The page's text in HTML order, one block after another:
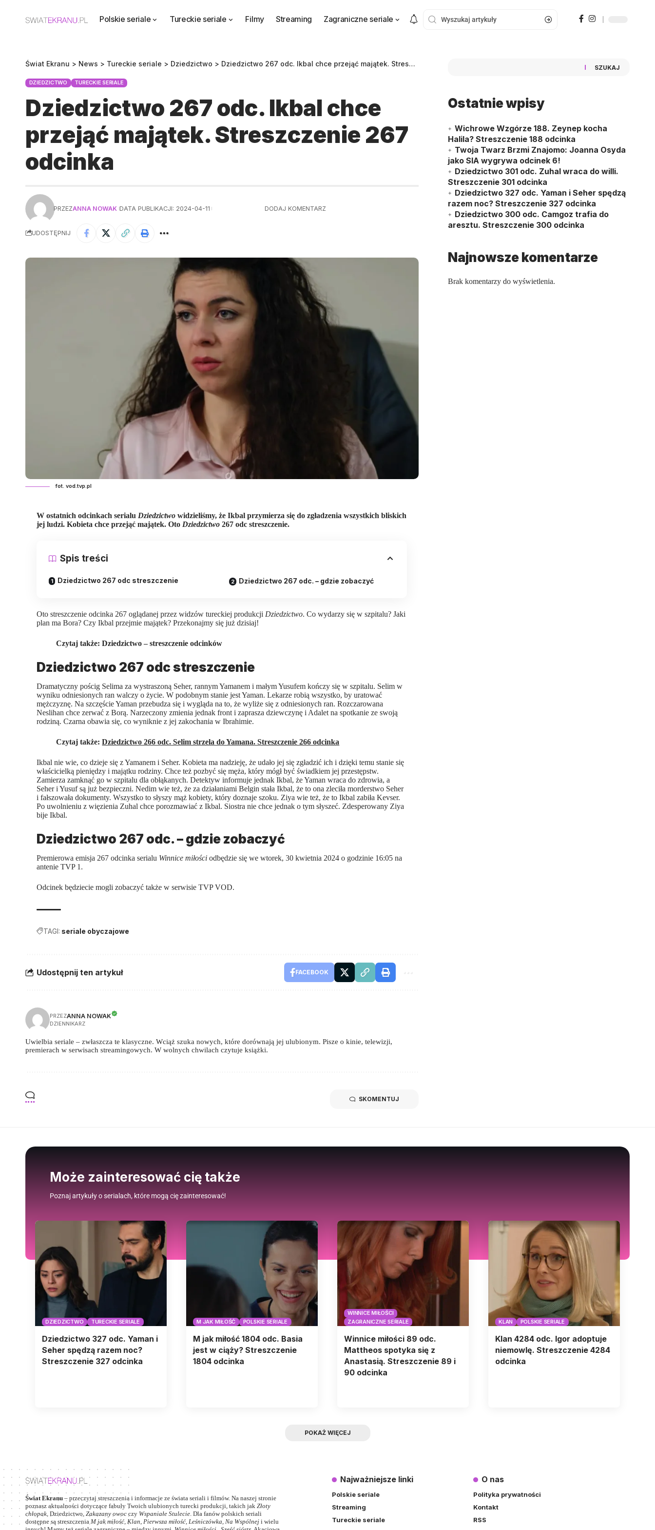
Polskie seriale Tureckie seriale Filmy Streaming Zagraniczne seriale
Świat Ekranu > News > Tureckie seriale > Dziedzictwo > Dziedzictwo 267 odc. Ikbal chce przejąć majątek. Streszczenie 267 odcinka
DZIEDZICTWO TURECKIE SERIALE
Dziedzictwo 267 odc. Ikbal chce
przejąć majątek. Streszczenie 267
odcinka
PRZEZANNA NOWAK DATA PUBLIKACJI: 2024-04-11 DODAJ KOMENTARZ
UDOSTĘPNIJ
fot. vod.tvp.pl
W ostatnich odcinkachserialu Dziedzictwo widzieliśmy, że Ikbal przymierza się do zgładzenia wszystkich bliskich
jej ludzi. Kobieta chce przejąć majątek.Oto Dziedzictwo 267 odc streszczenie.
Spis treści
Dziedzictwo 267 odc streszczenie Dziedzictwo 267 odc. – gdzie zobaczyć
Oto streszczenie odcinka 267 oglądanej przez widzów tureckiej produkcji Dziedzictwo. Co wydarzy się w szpitalu? Jaki
plan ma Bora? Czy Ikbal przejmie majątek? Przekonajmy się już dzisiaj!
Czytaj także:Dziedzictwo – streszczenie odcinków
Dziedzictwo 267 odc streszczenie
Dramatyczny pościg Selima za wystraszoną Seher, rannym Yamanem i małym Yusufem kończy się w szpitalu. Selim w
wyniku odniesionych ran walczy o życie. W podobnym stanie jest Yaman. Lekarze robią wszystko, by uratować
mężczyznę. Na szczęście Yaman przebudza się i wygląda na to, że wyliże się z odniesionych ran. Rozczarowana
Neslihan chce zerwać z Borą. Narzeczony zmienia jednak front i zaprasza dziewczynę i Adalet na spotkanie ze swoją
rodziną. Czarna obawia się, co wyniknie z jej zakochania w Ibrahimie.
Czytaj także:Dziedzictwo 266 odc. Selim strzela do Yamana. Streszczenie 266 odcinka
Ikbal nie wie, co dzieje się z Yamanem i Seher. Kobieta ma nadzieję, że udało jej się zgładzić ich i dzięki temu stanie się
właścicielką pieniędzy i majątku rodziny. Chce też pozbyć się męża, który mógł być świadkiem jej przestępstw.
Zamierza zamknąć go w szpitalu dla obłąkanych. Detektyw informuje jednak Ikbal, że Yaman wraca do zdrowia, a
Seher i Yusuf są już bezpieczni. Nedim wie też, że za działaniami Belgin stała Ikbal, że to ona zleciła morderstwo Seher
i fałszowała dokumenty. Wszystko to słyszy mąż kobiety, który doznaje szoku. Ziya wie też, że to Ikbal zabiła Kevser.
Po uwolnieniu z więzienia Zuhal chce porozmawiać z Ikbal. Siostra nie chce jednak o tym słyszeć. Zdesperowany Ziya
bije Ikbal.
Dziedzictwo 267 odc. – gdzie zobaczyć
Premierowa emisja 267 odcinka serialu Winnice miłości odbędzie się we wtorek, 30 kwietnia 2024 o godzinie 16:05 na
antenie TVP 1.
Odcinek będziecie mogli zobaczyć także w serwisie TVP VOD.
TAGI: seriale obyczajowe
Udostępnij ten artykuł FACEBOOK
PRZEZANNA NOWAK
DZIENNIKARZ
Uwielbia seriale – zwłaszcza te klasyczne. Wciąż szuka nowych, które dorównają jej ulubionym. Pisze o kinie, telewizji,
premierach w serwisach streamingowych. W wolnych chwilach czytuje książki.
SKOMENTUJ
SZUKAJ
Ostatnie wpisy
Wichrowe Wzgórze 188. Zeynep kocha
Halila? Streszczenie 188 odcinka
Twoja Twarz Brzmi Znajomo: Joanna Osyda
jako SIA wygrywa odcinek 6!
Dziedzictwo 301 odc. Zuhal wraca do willi.
Streszczenie 301 odcinka
Dziedzictwo 327 odc. Yaman i Seher spędzą
razem noc? Streszczenie 327 odcinka
Dziedzictwo 300 odc. Camgoz trafia do
aresztu. Streszczenie 300 odcinka
Najnowsze komentarze
Brak komentarzy do wyświetlenia.
Może zainteresować cię także
Poznaj artykuły o serialach, które mogą cię zainteresować!
DZIEDZICTWO TURECKIE SERIALE
Dziedzictwo 327 odc. Yaman i
Seher spędzą razem noc?
Streszczenie 327 odcinka
M JAK MIŁOŚĆ POLSKIE SERIALE
M jak miłość 1804 odc. Basia
jest w ciąży? Streszczenie
1804 odcinka
WINNICE MIŁOŚCI
ZAGRANICZNE SERIALE
Winnice miłości 89 odc.
Mattheos spotyka się z
Anastasią. Streszczenie 89 i
90 odcinka
KLAN POLSKIE SERIALE
Klan 4284 odc. Igor adoptuje
niemowlę. Streszczenie 4284
odcinka
POKAŻ WIĘCEJ
Świat Ekranu – przeczytaj streszczenia i informacje ze świata seriali i filmów. Na naszej stronie
poznasz aktualności dotyczące fabuły Twoich ulubionych turecki produkcji, takich jak Złoty
chłopak Dziedzictwo Zakazany owoc czy Wspaniałe Stulecie . Dla fanów polskich seriali
dostępne są streszczenia M jak miłość Klan Pierwsza miłość, Leśniczówka Na Wspólnej i wielu
Najważniejsze linki
Polskie seriale
Streaming
Tureckie seriale
O nas
Polityka prywatności
Kontakt
RSS